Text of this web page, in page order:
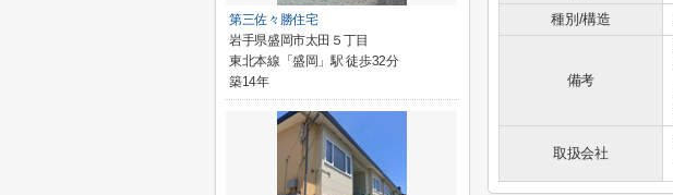
種別/構造
備考
取扱会社
第三佐々勝住宅
岩手県盛岡市太田５丁目
東北本線「盛岡」駅 徒歩32分
築14年